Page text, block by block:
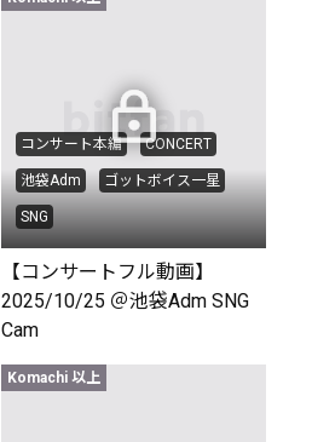
コンサート本編 CONCERT
池袋Adm ゴットボイス一星
SNG
【コンサートフル動画】
2025/10/25 ＠池袋Adm SNG
Cam
Komachi 以上